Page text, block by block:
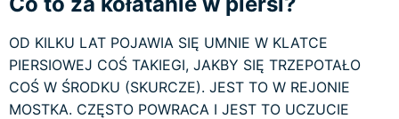
OD KILKU LAT POJAWIA SIĘ UMNIE W KLATCE
PIERSIOWEJ COŚ TAKIEGI, JAKBY SIĘ TRZEPOTAŁO
COŚ W ŚRODKU (SKURCZE). JEST TO W REJONIE
MOSTKA. CZĘSTO POWRACA I JEST TO UCZUCIE